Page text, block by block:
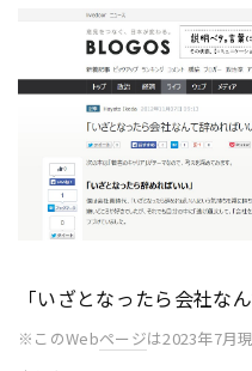
「いざとなったら会社な
※このWebページは2023年7月